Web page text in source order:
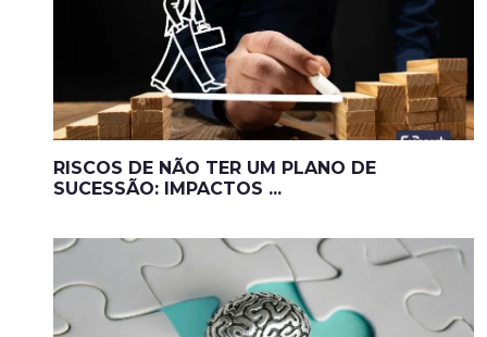
RISCOS DE NÃO TER UM PLANO DE
SUCESSÃO: IMPACTOS ...